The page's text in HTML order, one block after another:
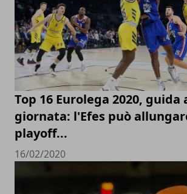
Top 16 Eurolega 2020, guida
giornata: l'Efes può
playoff...
16/02/2020